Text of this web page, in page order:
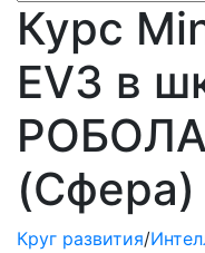
Курс
EV3 в
(Сфера)
Круг развития/